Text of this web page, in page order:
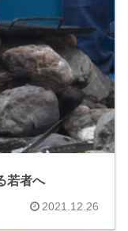
若者へ
2021.12.26